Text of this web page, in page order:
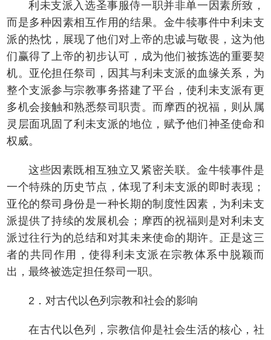
利未支派入选圣事服侍一职并非单一因素所致，
而是多种因素相互作用的结果。金牛犊事件中利未支
派的热忱，展现了他们对上帝的忠诚与敬畏，这为他
们赢得了上帝的初步认可，成为他们被拣选的重要契
机。亚伦担任祭司，因其与利未支派的血缘关系，为
整个支派参与宗教事务搭建了平台，使利未支派有更
多机会接触和熟悉祭司职责。而摩西的祝福，则从属
灵层面巩固了利未支派的地位，赋予他们神圣使命和
权威。
这些因素既相互独立又紧密关联。金牛犊事件是
一个特殊的历史节点，体现了利未支派的即时表现；
亚伦的祭司身份是一种长期的制度性因素，为利未支
派提供了持续的发展机会；摩西的祝福则是对利未支
派过往行为的总结和对其未来使命的期许。正是这三
者的共同作用，使得利未支派在宗教体系中脱颖而
出，最终被选定担任祭司一职。
2．对古代以色列宗教和社会的影响
在古代以色列，宗教信仰是社会生活的核心，社